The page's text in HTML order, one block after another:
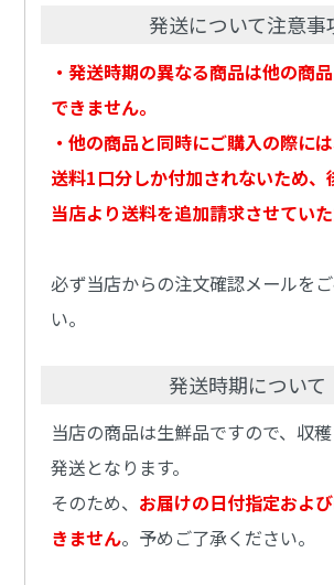
発送について注意事
・発送時期の異なる商品は他の商
できません。
・他の商品と同時にご購入の際に
送料1口分しか付加されないため、
当店より送料を追加請求させていた
必ず当店からの注文確認メールを
い。
発送時期について
当店の商品は生鮮品ですので、収
発送となります。
そのため、 お届けの日付指定およ
きません。予めご了承ください。